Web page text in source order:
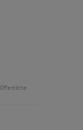
Öffentliche